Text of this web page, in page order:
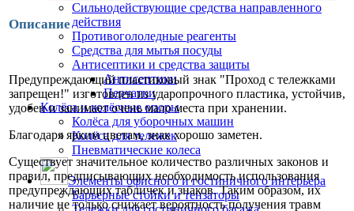
Сильнодействующие средства направленного
действия
Противогололедные реагенты
Средства для мытья посуды
Антисептики и средства защиты
Антисептики
Перчатки
Колёса и колёсные опоры
Колёса для уборочных машин
Колёса для тележек
Пневматические колеса
Элементы офисного и гостиничного интерьера
Барьерные стойки и тензаторы
Описание
Предупреждающий пластиковый знак "Проход с тележками
запрещен!" изготовлен из ударопрочного пластика, устойчив,
удобен и занимает очень мало места при хранении.
Благодаря ярким цветам, знак хорошо заметен.
Существует значительное количество различных законов и
правил, предписывающих необходимость использования
предупреждающих табличек и знаков. Таким образом, их
наличие не только снижает вероятность получения травм